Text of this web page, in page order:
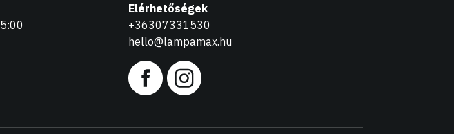
Elérhetőségek
+36307331530
hello@lampamax.hu